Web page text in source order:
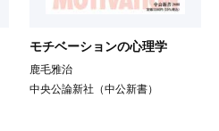
モチベーションの心理学
鹿毛雅治
中央公論新社（中公新書）